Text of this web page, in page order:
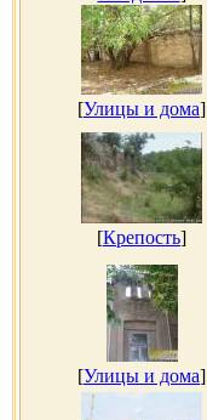
[Улицы и дома]
[Крепость]
[Улицы и дома]